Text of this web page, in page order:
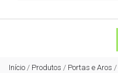
Início / Produtos / Portas e Aros /